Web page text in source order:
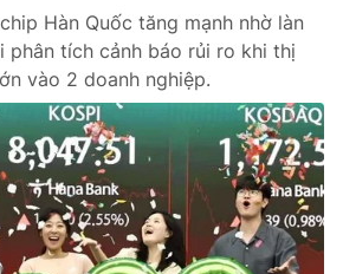
lai
Hàn Quốc tăng mạnh nhờ làn
phân tích cảnh báo rủi ro khi thị
vào 2 doanh nghiệp.